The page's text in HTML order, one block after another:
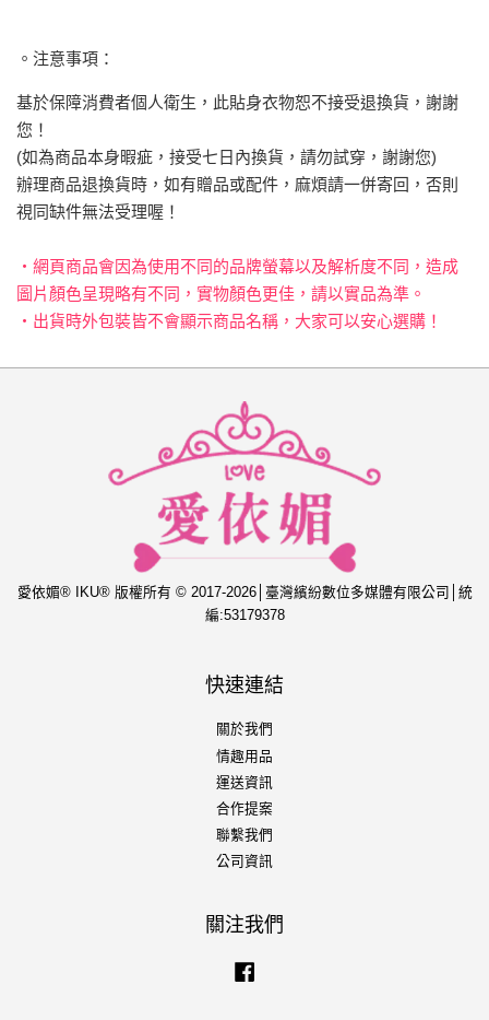
。注意事項：
基於保障消費者個人衛生，此貼身衣物恕不接受退換貨，謝謝
您！
(如為商品本身暇疵，接受七日內換貨，請勿試穿，謝謝您)
辦理商品退換貨時，如有贈品或配件，麻煩請一併寄回，否則
視同缺件無法受理喔！
‧網頁商品會因為使用不同的品牌螢幕以及解析度不同，造成
圖片顏色呈現略有不同，實物顏色更佳，請以實品為準。
‧出貨時外包裝皆不會顯示商品名稱，大家可以安心選購！
愛依媚® IKU® 版權所有 © 2017-2026│臺灣繽紛數位多媒體有限公司│統
編:53179378
快速連結
關於我們
情趣用品
運送資訊
合作提案
聯繫我們
公司資訊
關注我們